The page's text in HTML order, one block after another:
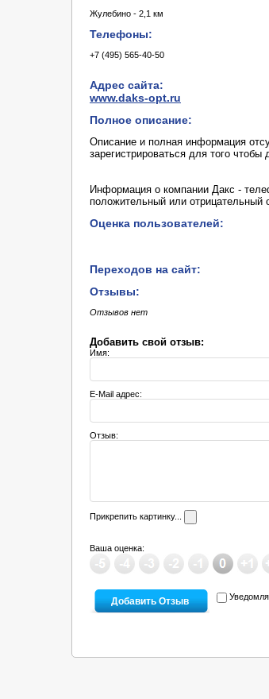
Жулебино - 2,1 км
Телефоны:
+7 (495) 565-40-50
Адрес сайта:
www.daks-opt.ru
Полное описание:
Описание и полная информация
зарегистрироваться для того
Информация о компании Дакс -
положительный или отрицательный
Оценка пользователей:
Переходов на сайт:
Отзывы:
Отзывов нет
Добавить свой отзыв:
Имя:
E-Mail адрес:
Отзыв:
Прикрепить картинку...
Ваша оценка: